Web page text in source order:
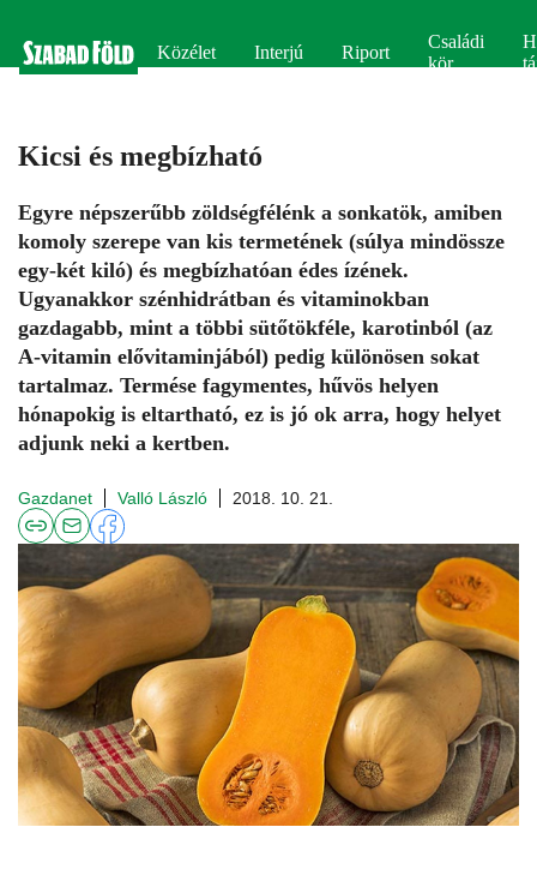
Közélet Interjú Riport
Családi
kör
Kicsi és megbízható
Egyre népszerűbb zöldségfélénk a sonkatök, amiben
komoly szerepe van kis termetének (súlya mindössze
egy-két kiló) és megbízhatóan édes ízének.
Ugyanakkor szénhidrátban és vitaminokban
gazdagabb, mint a többi sütőtökféle, karotinból (az
A-vitamin elővitaminjából) pedig különösen sokat
tartalmaz. Termése fagymentes, hűvös helyen
hónapokig is eltartható, ez is jó ok arra, hogy helyet
adjunk neki a kertben.
Gazdanet Valló László 2018. 10. 21.